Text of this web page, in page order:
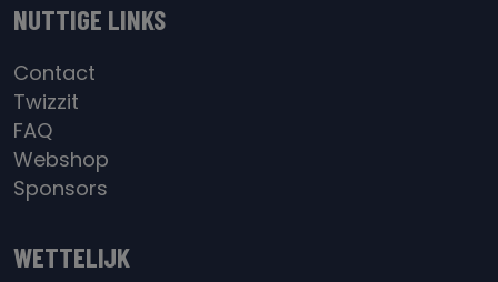
NUTTIGE LINKS
Contact
Twizzit
FAQ
Webshop
Sponsors
WETTELIJK